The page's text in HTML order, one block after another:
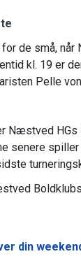
de små,
kl. 19 er
Pelle
Næstved HGs
senere
din